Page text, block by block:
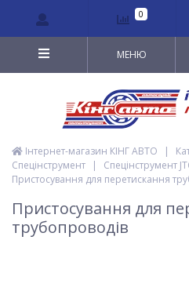
0
МЕНЮ
Інтернет-магазин КІНГ АВТО |
Спецінструмент
| Спецінструмент
Пристосування для перетискання
Пристосування для
трубопроводів